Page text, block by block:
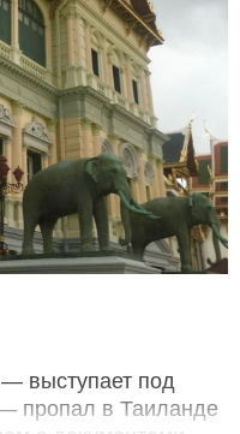
выступает под
пропал в Таиланде